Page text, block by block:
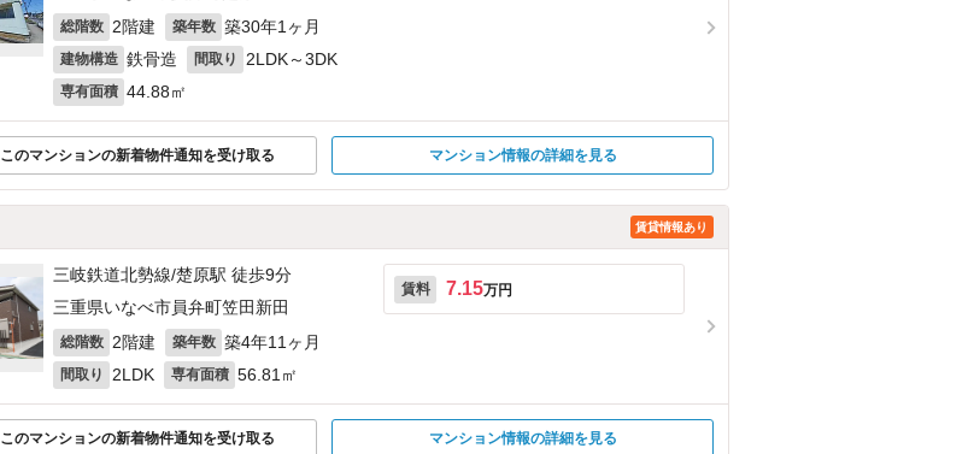
総階数 2階建 築年数 築30年1ヶ月
建物構造 鉄骨造 間取り 2LDK～3DK
専有面積 44.88㎡
このマンションの新着物件通知を受け取る マンション情報の詳細を見る
賃貸情報あり
三岐鉄道北勢線/楚原駅 徒歩9分
三重県いなべ市員弁町笠田新田
総階数 2階建 築年数 築4年11ヶ月
間取り 2LDK 専有面積 56.81㎡
賃料 7.15万円
このマンションの新着物件通知を受け取る マンション情報の詳細を見る